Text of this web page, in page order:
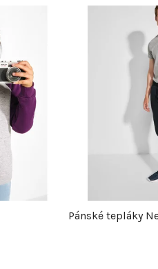
Pánské tepláky